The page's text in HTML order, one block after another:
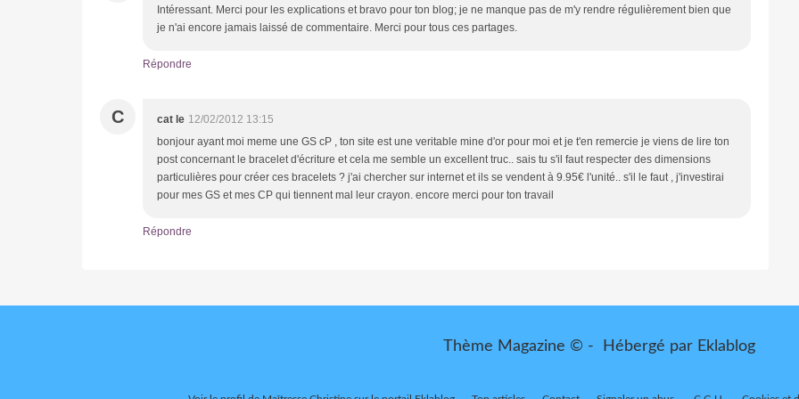
Intéressant. Merci pour les explications et bravo pour ton blog; je ne manque pas de m'y rendre régulièrement bien que
je n'ai encore jamais laissé de commentaire. Merci pour tous ces partages.
Répondre
C cat le 12/02/2012 13:15
bonjour ayant moi meme une GS cP , ton site est une veritable mine d'or pour moi et je t'en remercie je viens de lire ton
post concernant le bracelet d'écriture et cela me semble un excellent truc.. sais tu s'il faut respecter des dimensions
particulières pour créer ces bracelets ? j'ai chercher sur internet et ils se vendent à 9.95€ l'unité.. s'il le faut , j'investirai
pour mes GS et mes CP qui tiennent mal leur crayon. encore merci pour ton travail
Répondre
Thème Magazine © - Hébergé par Eklablog